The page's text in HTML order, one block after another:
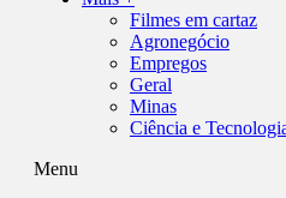
Filmes em cartaz
Agronegócio
Empregos
Geral
Minas
Ciência e
Menu